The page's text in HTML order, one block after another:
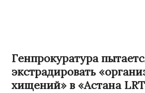
Генпрокуратура
экстрадировать
хищений» в «Астана